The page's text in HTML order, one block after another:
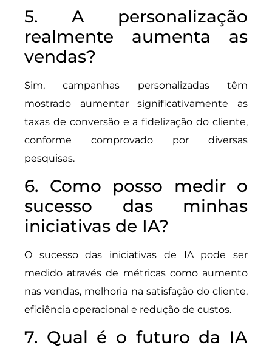
5. A personalização
realmente aumenta as
vendas?
Sim, campanhas personalizadas têm
mostrado aumentar significativamente as
taxas de conversão e a fidelização do cliente,
conforme comprovado por diversas
pesquisas.
6. Como posso medir o
sucesso das minhas
iniciativas de IA?
O sucesso das iniciativas de IA pode ser
medido através de métricas como aumento
nas vendas, melhoria na satisfação do cliente,
eficiência operacional e redução de custos.
7. Qual é o futuro da IA